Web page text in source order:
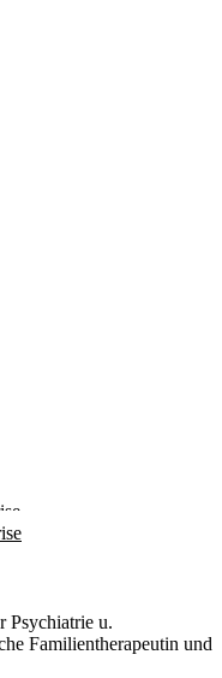
Psychiatrie u.
Familientherapeutin und